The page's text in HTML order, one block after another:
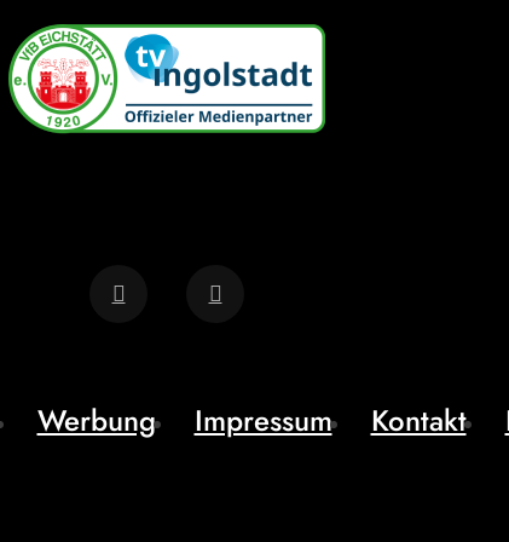
Werbung Impressum Kontakt